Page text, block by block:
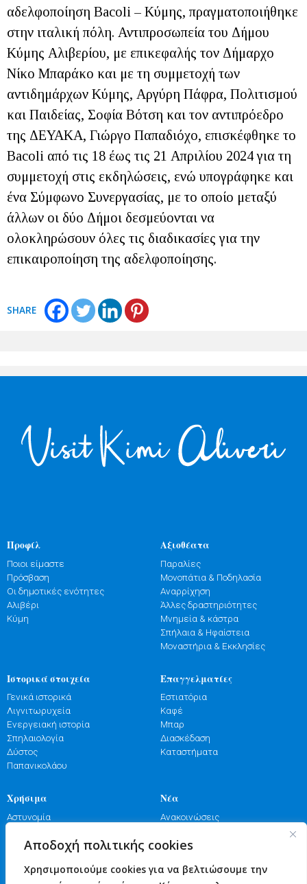
Αποδοχή πολιτικής cookies
Χρησιμοποιούμε cookies για να βελτιώσουμε την
αδελφοποίηση Bacoli – Κύμης, πραγματοποιήθηκε
στην ιταλική πόλη. Αντιπροσωπεία του Δήμου
Κύμης Αλιβερίου, με επικεφαλής τον Δήμαρχο
Νίκο Μπαράκο και με τη συμμετοχή των
αντιδημάρχων Κύμης, Αργύρη Πάφρα, Πολιτισμού
και Παιδείας, Σοφία Βότση και τον αντιπρόεδρο
της ΔΕΥΑΚΑ, Γιώργο Παπαδιόχο, επισκέφθηκε το
Bacoli από τις 18 έως τις 21 Απριλίου 2024 για τη
συμμετοχή στις εκδηλώσεις, ενώ υπογράφηκε και
ένα Σύμφωνο Συνεργασίας, με το οποίο μεταξύ
άλλων οι δύο Δήμοι δεσμεύονται να
ολοκληρώσουν όλες τις διαδικασίες για την
επικαιροποίηση της αδελφοποίησης.
SHARE
Προφίλ
Ποιοι είμαστε
Πρόσβαση
Οι δημοτικές ενότητες
Αλιβέρι
Κύμη
Αξιοθέατα
Παραλίες
Μονοπάτια & Ποδηλασία
Αναρρίχηση
Άλλες δραστηριότητες
Μνημεία & κάστρα
Σπήλαια & Ηφαίστεια
Μοναστήρια & Εκκλησίες
Ιστορικά στοιχεία
Γενικά ιστορικά
Λιγνιτωρυχεία
Ενεργειακή ιστορία
Σπηλαιολογία
Δύστος
Παπανικολάου
Επαγγελματίες
Εστιατόρια
Καφέ
Μπαρ
Διασκέδαση
Καταστήματα
Χρήσιμα
Αστυνομία
Πυροσβεστική
Υγεία
Νέα
Ανακοινώσεις
Γιορτές
Επικοινωνία